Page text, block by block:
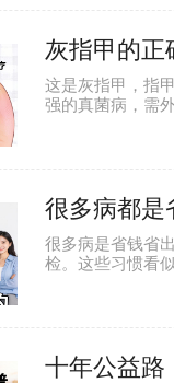
灰指甲的
这是灰指甲，指
强的真菌病，需
很多病都是
很多病是省钱省
检。这些习惯看
十年公益路